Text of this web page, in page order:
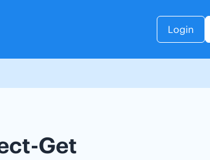
Login
Get